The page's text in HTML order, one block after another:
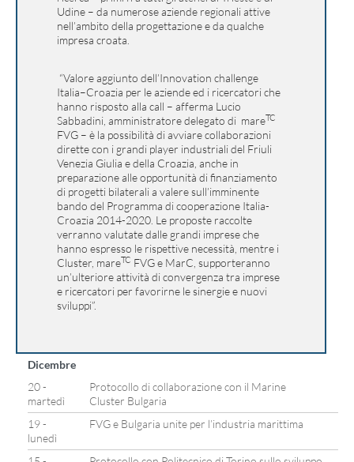
Udine – da numerose aziende regionali attive
nell’ambito della progettazione e da qualche
impresa croata.
“Valore aggiunto dell’Innovation challenge
Italia–Croazia per le aziende ed i ricercatori che
hanno risposto alla call – afferma Lucio
Sabbadini, amministratore delegato di mareTC
FVG – è la possibilità di avviare collaborazioni
dirette con i grandi player industriali del Friuli
Venezia Giulia e della Croazia, anche in
preparazione alle opportunità di finanziamento
di progetti bilaterali a valere sull’imminente
bando del Programma di cooperazione Italia-
Croazia 2014-2020. Le proposte raccolte
verranno valutate dalle grandi imprese che
hanno espresso le rispettive necessità, mentre i
Cluster, mareTC FVG e MarC, supporteranno
un’ulteriore attività di convergenza tra imprese
e ricercatori per favorirne le sinergie e nuovi
sviluppi”.
Dicembre
20 -
martedì
Protocollo di collaborazione con il Marine
Cluster Bulgaria
19 -
lunedì
FVG e Bulgaria unite per l’industria marittima